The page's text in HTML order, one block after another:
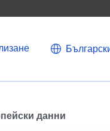
данни